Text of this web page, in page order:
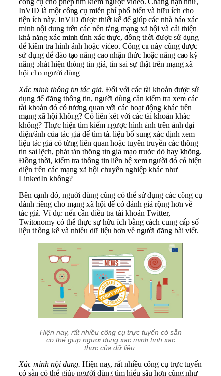
InVID là một công cụ miễn phí phổ biến và hữu ích cho
tiện ích này. InVID được thiết kế để giúp các nhà báo xác
minh nội dung trên các nền tảng mạng xã hội và cải thiện
khả năng xác minh tính xác thực, đồng thời được sử dụng
để kiểm tra hình ảnh hoặc video. Công cụ này cũng được
sử dụng để đào tạo nâng cao nhận thức hoặc nâng cao kỹ
năng phát hiện thông tin giả, tin sai sự thật trên mạng xã
hội cho người dùng.
Xác minh thông tin tác giả. Đối với các tài khoản được sử
dụng để đăng thông tin, người dùng cần kiểm tra xem các
tài khoản đó có tương quan với các hoạt động khác trên
mạng xã hội không? Có liên kết với các tài khoản khác
không? Thực hiện tìm kiếm ngược hình ảnh trên ảnh đại
diện/ảnh của tác giả để tìm tài liệu bổ sung xác định xem
liệu tác giả có từng liên quan hoặc tuyên truyền các thông
tin sai lệch, phát tán thông tin giả mạo trước đó hay không.
Đồng thời, kiểm tra thông tin liên hệ xem người đó có hiện
diện trên các mạng xã hội chuyên nghiệp khác như
LinkedIn không?
Bên cạnh đó, người dùng cũng có thể sử dụng các công cụ
dành riêng cho mạng xã hội để có đánh giá rộng hơn về
tác giả. Ví dụ: nếu cần điều tra tài khoản Twitter,
Twitonomy có thể thực sự hữu ích bằng cách cung cấp số
liệu thống kê và nhiều dữ liệu hơn về người đăng bài viết.
Hiện nay, rất nhiều công cụ trực tuyến có sẵn
có thể giúp người dùng xác minh tính xác
thực của dữ liệu.
Xác minh nội dung. Hiện nay, rất nhiều công cụ trực tuyến
có sẵn có thể giúp người dùng tìm hiểu sâu hơn cũng như